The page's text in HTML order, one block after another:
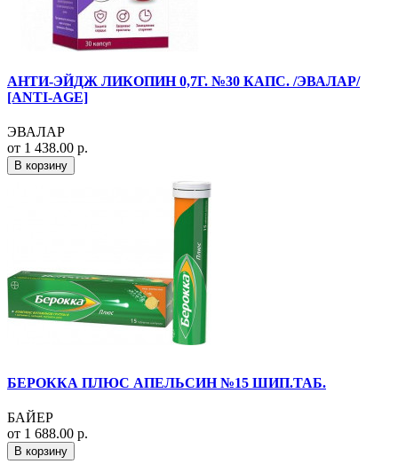
АНТИ-ЭЙДЖ ЛИКОПИН 0,7Г. №30 КАПС. /ЭВАЛАР/
[ANTI-AGE]
ЭВАЛАР
от 1 438.00 р.
В корзину
БЕРОККА ПЛЮС АПЕЛЬСИН №15 ШИП.ТАБ.
БАЙЕР
от 1 688.00 р.
В корзину